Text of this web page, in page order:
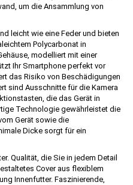
um die Ansammlung von
leicht wie eine Feder und bieten
Polycarbonat in
modelliert mit einer
Ihr Smartphone perfekt vor
das Risiko von Beschädigungen
sind Ausschnitte für die Kamera
die das Gerät in
Technologie gewährleistet die
Gerät sowie die
Dicke sorgt für ein
Qualität, die Sie in jedem Detail
Cover aus flexiblem
Innenfutter. Faszinierende,